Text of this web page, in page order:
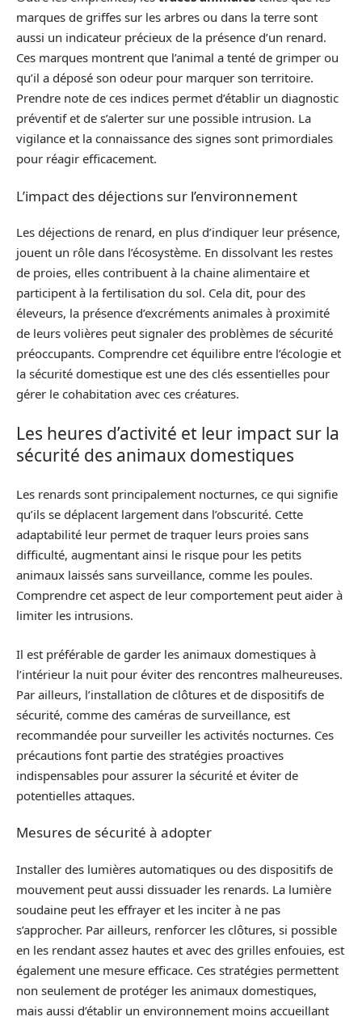
marques de griffes sur les arbres ou dans la terre sont
aussi un indicateur précieux de la présence d’un renard.
Ces marques montrent que l’animal a tenté de grimper ou
qu’il a déposé son odeur pour marquer son territoire.
Prendre note de ces indices permet d’établir un diagnostic
préventif et de s’alerter sur une possible intrusion. La
vigilance et la connaissance des signes sont primordiales
pour réagir efficacement.
L’impact des déjections sur l’environnement
Les déjections de renard, en plus d’indiquer leur présence,
jouent un rôle dans l’écosystème. En dissolvant les restes
de proies, elles contribuent à la chaine alimentaire et
participent à la fertilisation du sol. Cela dit, pour des
éleveurs, la présence d’excréments animales à proximité
de leurs volières peut signaler des problèmes de sécurité
préoccupants. Comprendre cet équilibre entre l’écologie et
la sécurité domestique est une des clés essentielles pour
gérer le cohabitation avec ces créatures.
Les heures d’activité et leur impact sur la
sécurité des animaux domestiques
Les renards sont principalement nocturnes, ce qui signifie
qu’ils se déplacent largement dans l’obscurité. Cette
adaptabilité leur permet de traquer leurs proies sans
difficulté, augmentant ainsi le risque pour les petits
animaux laissés sans surveillance, comme les poules.
Comprendre cet aspect de leur comportement peut aider à
limiter les intrusions.
Il est préférable de garder les animaux domestiques à
l’intérieur la nuit pour éviter des rencontres malheureuses.
Par ailleurs, l’installation de clôtures et de dispositifs de
sécurité, comme des caméras de surveillance, est
recommandée pour surveiller les activités nocturnes. Ces
précautions font partie des stratégies proactives
indispensables pour assurer la sécurité et éviter de
potentielles attaques.
Mesures de sécurité à adopter
Installer des lumières automatiques ou des dispositifs de
mouvement peut aussi dissuader les renards. La lumière
soudaine peut les effrayer et les inciter à ne pas
s’approcher. Par ailleurs, renforcer les clôtures, si possible
en les rendant assez hautes et avec des grilles enfouies, est
également une mesure efficace. Ces stratégies permettent
non seulement de protéger les animaux domestiques,
mais aussi d’établir un environnement moins accueillant